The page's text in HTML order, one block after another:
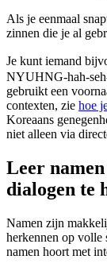
Als je eenmaal
zinnen die je al
Je kunt iemand
NYUHNG-hah-
gebruikt een
contexten, zie hoe
Koreaans
niet alleen via
Leer
dialogen te
Namen zijn
herkennen op volle
namen hoort met